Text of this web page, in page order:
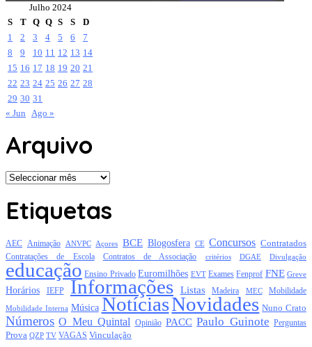
Julho 2024
S
T Q Q S S
D
1
2 3 4 5 6
7
8
9 10 11 12 13 14
15 16 17 18 19 20 21
22 23 24 25 26 27 28
29 30 31
« Jun Ago »
Arquivo
Arquivo
Etiquetas
AEC Animação ANVPC Açores BCE Blogosfera CE Concursos Contratados
Contratações de Escola Contratos de Associação critérios DGAE Divulgação
educação Ensino Privado Euromilhões EVT Exames Fenprof FNE Greve
Horários IEFP Informações Listas Madeira MEC Mobilidade
Mobilidade Interna Música NotíciasNovidades Nuno Crato
Números O Meu Quintal Opinião PACC Paulo Guinote Perguntas
Prova QZP TV VAGAS Vinculação